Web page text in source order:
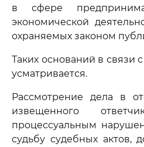
в сфере
экономической
охраняемых законом
Таких оснований в связи
усматривается.
Рассмотрение дела в
извещенного
процессуальным
судьбу судебных актов,